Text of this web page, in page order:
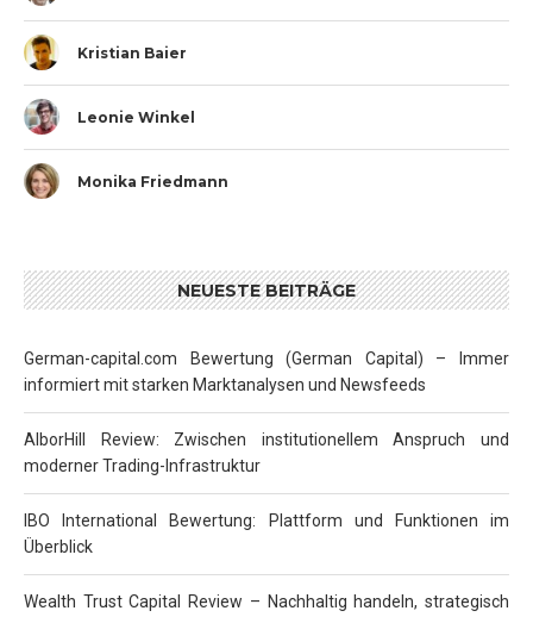
Kristian Baier
Leonie Winkel
Monika Friedmann
NEUESTE BEITRÄGE
German-capital.com Bewertung (German Capital) – Immer
informiert mit starken Marktanalysen und Newsfeeds
AlborHill Review: Zwischen institutionellem Anspruch und
moderner Trading-Infrastruktur
IBO International Bewertung: Plattform und Funktionen im
Überblick
Wealth Trust Capital Review – Nachhaltig handeln, strategisch